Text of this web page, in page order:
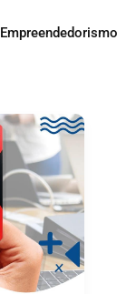
Empreendedorismo